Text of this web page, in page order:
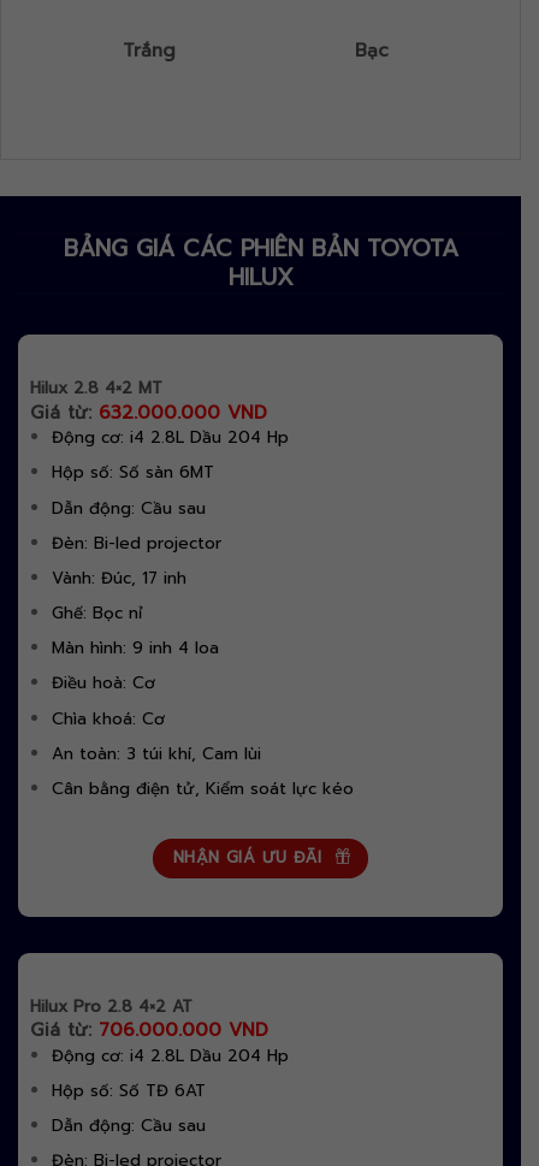
Trắng Bạc
BẢNG GIÁ CÁC PHIÊN BẢN TOYOTA
HILUX
Hilux 2.8 4×2 MT
Giá từ: 632.000.000 VND
Động cơ: i4 2.8L Dầu 204 Hp
Hộp số: Số sàn 6MT
Dẫn động: Cầu sau
Đèn: Bi-led projector
Vành: Đúc, 17 inh
Ghế: Bọc nỉ
Màn hình: 9 inh 4 loa
Điều hoà: Cơ
Chìa khoá: Cơ
An toàn: 3 túi khí, Cam lùi
Cân bằng điện tử, Kiểm soát lực kéo
NHẬN GIÁ ƯU ĐÃI
Hilux Pro 2.8 4×2 AT
Giá từ: 706.000.000 VND
Động cơ: i4 2.8L Dầu 204 Hp
Hộp số: Số TĐ 6AT
Dẫn động: Cầu sau